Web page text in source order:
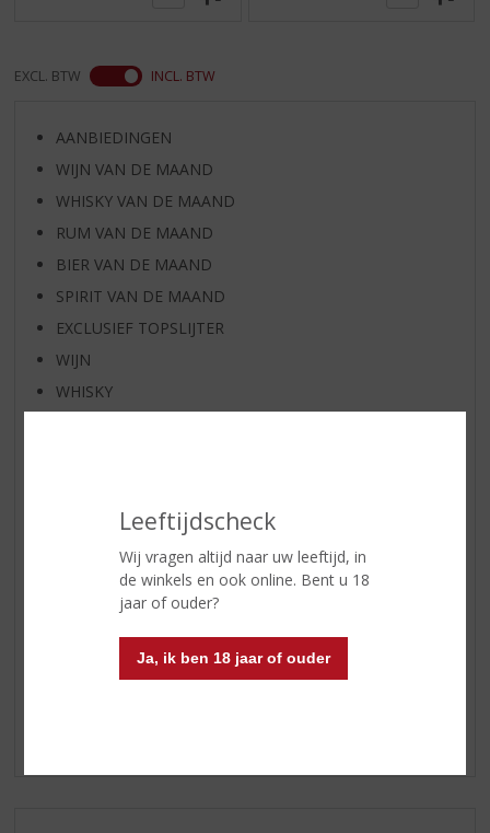
Leeftijdscheck
Wij vragen altijd naar uw leeftijd, in
de winkels en ook online. Bent u 18
jaar of ouder?
Ja, ik ben 18 jaar of ouder
EXCL. BTW INCL. BTW
AANBIEDINGEN
WIJN VAN DE MAAND
WHISKY VAN DE MAAND
RUM VAN DE MAAND
BIER VAN DE MAAND
SPIRIT VAN DE MAAND
EXCLUSIEF TOPSLIJTER
WIJN
WHISKY
KANT EN KLAAR
FRISDRANK
GLASWERK
(RELATIE)GESCHENKEN